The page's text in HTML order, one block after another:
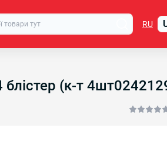
RU
блістер (к-т